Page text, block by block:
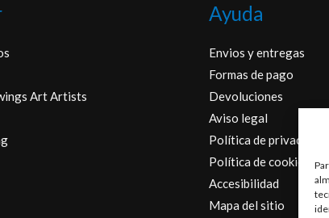
Art Artists
Ayuda
Envios y entregas
Formas de pago
Devoluciones
Aviso legal
Política de privacidad
Política de cookies
Accesibilidad
Mapa del sitio